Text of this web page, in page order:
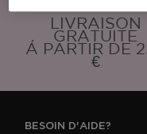
LIVRAISON
GRATUITE
Á PARTIR DE
€
BESOIN D'AIDE?